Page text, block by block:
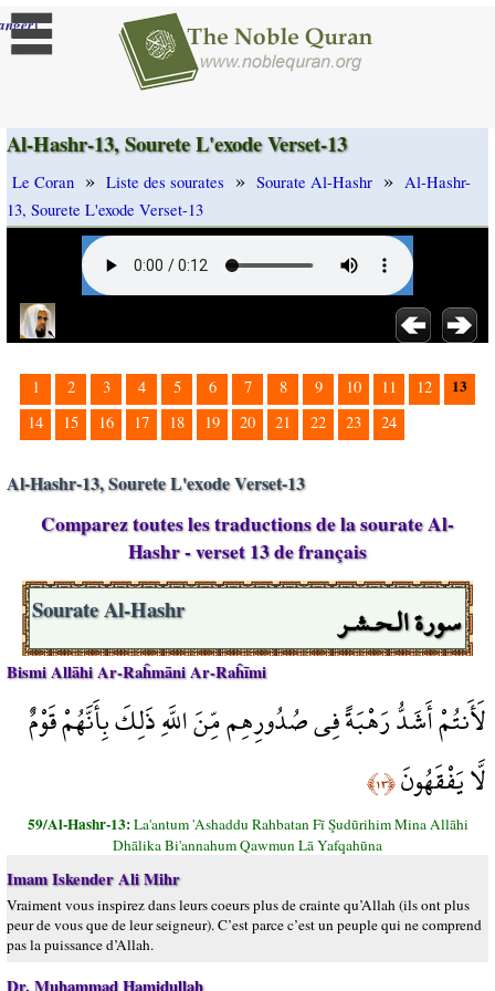
]
Al-Hashr-13, Sourete L'exode Verset-13
Le Coran » Liste des sourates » Sourate Al-Hashr » Al-Hashr-
13, Sourete L'exode Verset-13
1 2 3 4 5 6 7 8 9 10 11 12 13
14 15 16 17 18 19 20 21 22 23 24
Al-Hashr-13, Sourete L'exode Verset-13
Comparez toutes les traductions de la sourate Al-
Hashr - verset 13 de français
سورة الـحـشـر Sourate Al-Hashr
Bismi Allāhi Ar-Raĥmāni Ar-Raĥīmi
لَأَنتُمْ أَشَدُّ رَهْبَةً فِي صُدُورِهِم مِّنَ اللَّهِ ذَلِكَ بِأَنَّهُمْ قَوْمٌ
لَّا يَفْقَهُونَ﴿١٣﴾
59/Al-Hashr-13:La'antum 'Ashaddu Rahbatan Fī Şudūrihim Mina Allāhi
Dhālika Bi'annahum Qawmun Lā Yafqahūna
Imam Iskender Ali Mihr
Vraiment vous inspirez dans leurs coeurs plus de crainte qu’Allah (ils ont plus
peur de vous que de leur seigneur). C’est parce c’est un peuple qui ne comprend
pas la puissance d’Allah.
Dr. Muhammad Hamidullah